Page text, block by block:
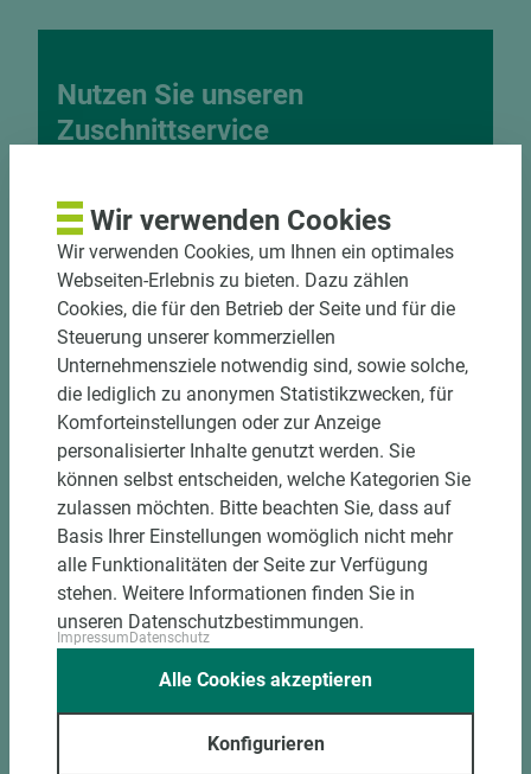
Nutzen Sie unseren
Zuschnittservice
und winkelgenau
Hohe und präzise Leistung durch
halbautomatische Beschickung
Einzelteiletikettierung auf Wunsch möglich
Materialschonende und kundengerechte
Verpackung der Fixmaße
Jetzt Zuschnitt anfragen
Wir verwenden Cookies
Wir verwenden Cookies, um Ihnen ein optimales
Webseiten-Erlebnis zu bieten. Dazu zählen
Cookies, die für den Betrieb der Seite und für die
Steuerung unserer kommerziellen
Unternehmensziele notwendig sind, sowie solche,
die lediglich zu anonymen Statistikzwecken, für
Komforteinstellungen oder zur Anzeige
personalisierter Inhalte genutzt werden. Sie
können selbst entscheiden, welche Kategorien Sie
zulassen möchten. Bitte beachten Sie, dass auf
Basis Ihrer Einstellungen womöglich nicht mehr
alle Funktionalitäten der Seite zur Verfügung
stehen. Weitere Informationen finden Sie in
unseren Datenschutzbestimmungen.
ImpressumDatenschutz
Konfigurieren
Alle Cookies akzeptieren